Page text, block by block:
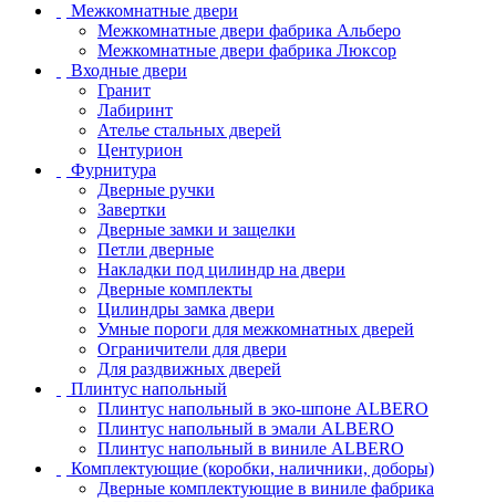
Межкомнатные двери
Межкомнатные двери фабрика Альберо
Межкомнатные двери фабрика Люксор
Входные двери
Гранит
Лабиринт
Ателье стальных дверей
Центурион
Фурнитура
Дверные ручки
Завертки
Дверные замки и защелки
Петли дверные
Накладки под цилиндр на двери
Дверные комплекты
Цилиндры замка двери
Умные пороги для межкомнатных дверей
Ограничители для двери
Для раздвижных дверей
Плинтус напольный
Плинтус напольный в эко-шпоне ALBERO
Плинтус напольный в эмали ALBERO
Плинтус напольный в виниле ALBERO
Комплектующие (коробки, наличники, доборы)
Дверные комплектующие в виниле фабрика